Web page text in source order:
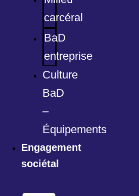
carcéral
BaD
entreprise
Culture
BaD
–
Équipements
Engagement
sociétal